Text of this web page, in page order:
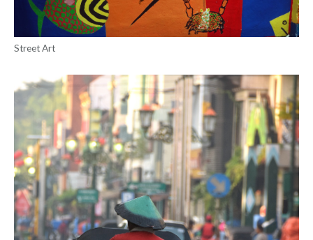
Street Art